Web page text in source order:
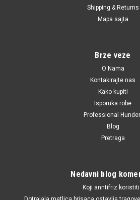
1252572 / 13700201 / 1252557 /
55202374 / 1535416 / SW90012 /
Shipping & Returns
Mapa sajta
Brze veze
O Nama
Kontakirajte nas
Kako kupiti
Isporuka robe
Professional
Blog
Pretraga
Nedavni blog
Koji anntifriz koristiti